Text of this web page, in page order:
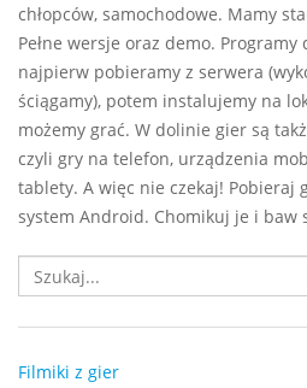
chłopców, samochodowe. Mamy
Pełne wersje oraz demo.
najpierw pobieramy z serwera
ściągamy), potem instalujemy na
możemy grać. W dolinie gier są
czyli gry na telefon, urządzenia
tablety. A więc nie czekaj! Pobieraj
system Android. Chomikuj je i baw
Filmiki z gier